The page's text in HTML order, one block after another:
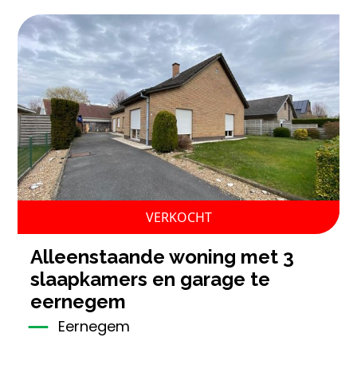
VERKOCHT
alleenstaande woning met 3
slaapkamers en garage te
eernegem
Eernegem